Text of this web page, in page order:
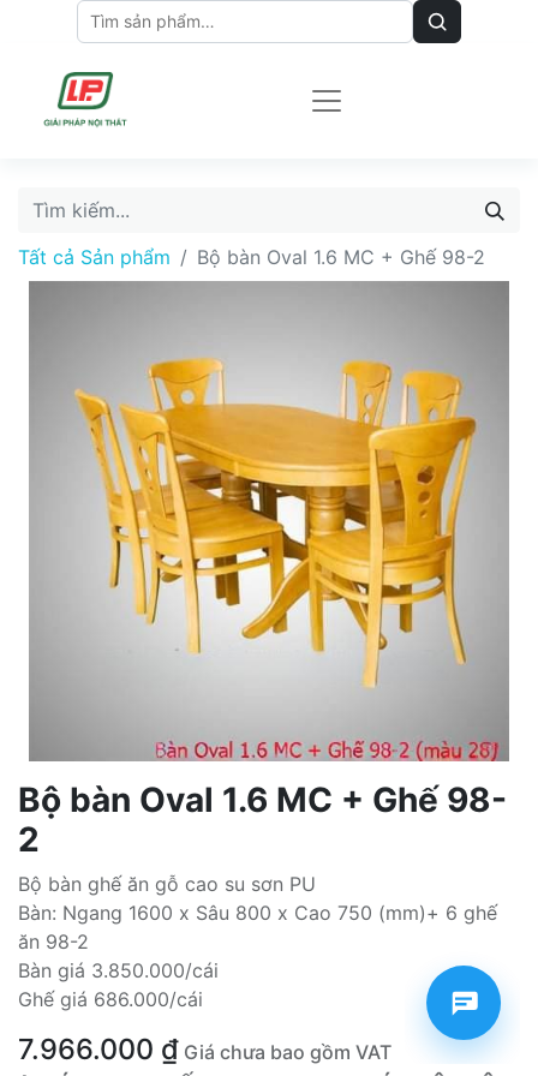
Tất cả Sản phẩm Bộ bàn Oval 1.6 MC + Ghế 98-2
Bộ bàn Oval 1.6 MC + Ghế 98-
2
Bộ bàn ghế ăn gỗ cao su sơn PU
Bàn: Ngang 1600 x Sâu 800 x Cao 750 (mm)+ 6 ghế
ăn 98-2
Bàn giá 3.850.000/cái
Ghế giá 686.000/cái
7.966.000 ₫ Giá chưa bao gồm VAT